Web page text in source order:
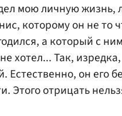
мою личную жизнь,
которому он не то
а который с ним
хотел... Так, изредка,
Естественно, он его
Этого отрицать